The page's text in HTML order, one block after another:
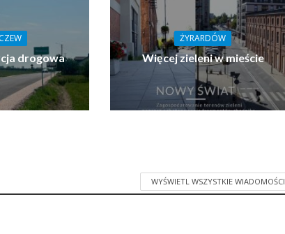
drogowa
ŻYRARDÓW
Więcej zieleni w mieście
WYŚWIETL WSZYSTKIE WIADOMOŚCI